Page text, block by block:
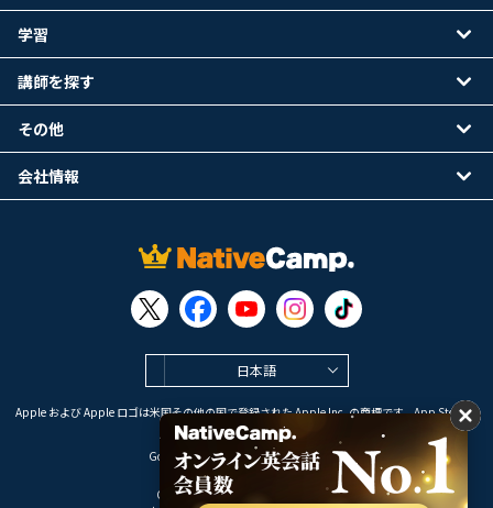
日本語
Apple および Apple ロゴは米国その他の国で登録された Apple Inc. の商標です。App Store は
Apple Inc. のサービスマークです。
Google Play は Google LLC の商標です。
Copyright © 2026 オンライン英会話
学習
講師を探す
その他
会社情報